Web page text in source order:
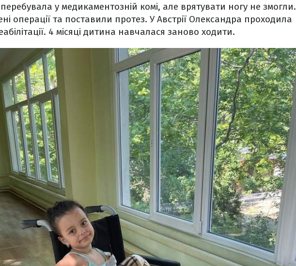
у медикаментозній комі, але врятувати ногу не змогли.
операції та поставили протез. У Австрії Олександра проходила
4 місяці дитина навчалася заново ходити.